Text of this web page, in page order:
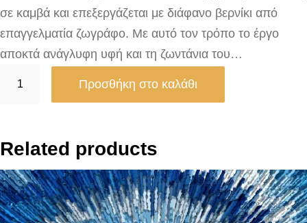
σε καμβά και επεξεργάζεται με διάφανο βερνίκι από
επαγγελματία ζωγράφο. Με αυτό τον τρόπο το έργο
αποκτά ανάγλυφη υφή και τη ζωντάνια του…
ε
υ
χ
ή
Προσθήκη στο καλάθι
Related products